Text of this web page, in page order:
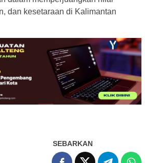
dan kesetaraan di Kalimantan
SEBARKAN